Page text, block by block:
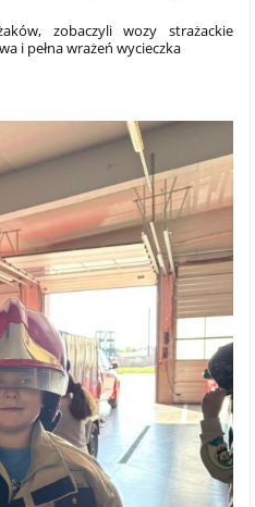
zobaczyli wozy strażackie
i pełna wrażeń wycieczka